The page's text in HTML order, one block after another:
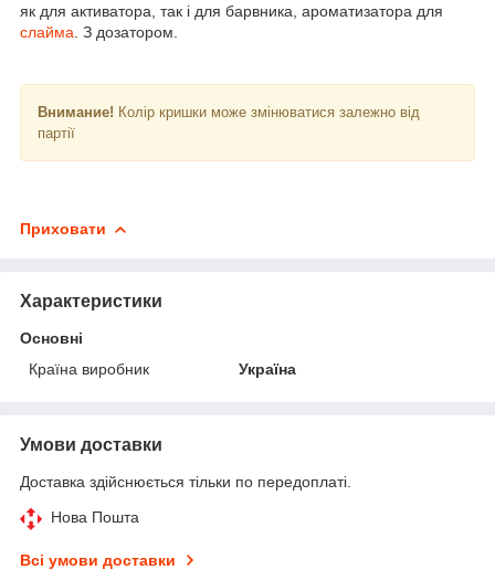
як для активатора, так і для барвника, ароматизатора для
слайма . З дозатором.
Внимание! Колір кришки може змінюватися залежно від
партії
Приховати
Характеристики
Основні
Країна виробник
Україна
Умови доставки
Доставка здійснюється тільки по передоплаті.
Нова Пошта
Всі умови доставки